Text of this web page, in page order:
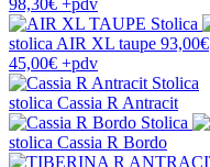
stolica AIR XL taupe 93,00€
45,00€ +pdv
stolica Cassia R Antracit
stolica Cassia R Bordo